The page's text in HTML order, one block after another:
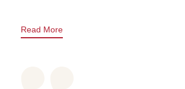
Read More